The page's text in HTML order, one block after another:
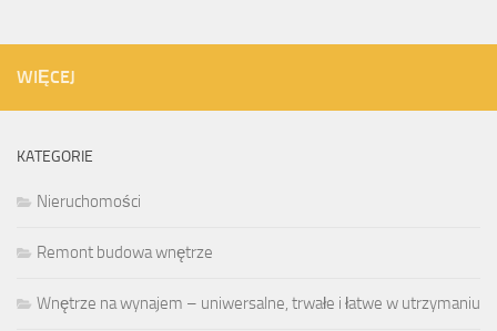
WIĘCEJ
KATEGORIE
Nieruchomości
Remont budowa wnętrze
Wnętrze na wynajem – uniwersalne, trwałe i łatwe w utrzymaniu